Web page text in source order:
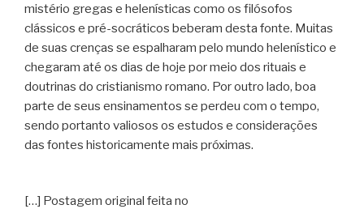
mistério gregas e helenísticas como os filósofos
clássicos e pré-socráticos beberam desta fonte. Muitas
de suas crenças se espalharam pelo mundo helenístico e
chegaram até os dias de hoje por meio dos rituais e
doutrinas do cristianismo romano. Por outro lado, boa
parte de seus ensinamentos se perdeu com o tempo,
sendo portanto valiosos os estudos e considerações
das fontes historicamente mais próximas.
[…] Postagem original feita no